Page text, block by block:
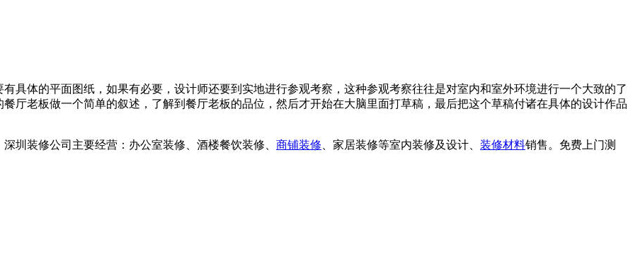
具体的平面图纸，如果有必要，设计师还要到实地进行参观考察，这种参观考察往往是对室内和室外环境进行一个大致的了
厅老板做一个简单的叙述，了解到餐厅老板的品位，然后才开始在大脑里面打草稿，最后把这个草稿付诸在具体的设计作品
圳装修公司主要经营：办公室装修、酒楼餐饮装修、 商铺装修 、家居装修等室内装修及设计、 装修材料销售。免费上门测